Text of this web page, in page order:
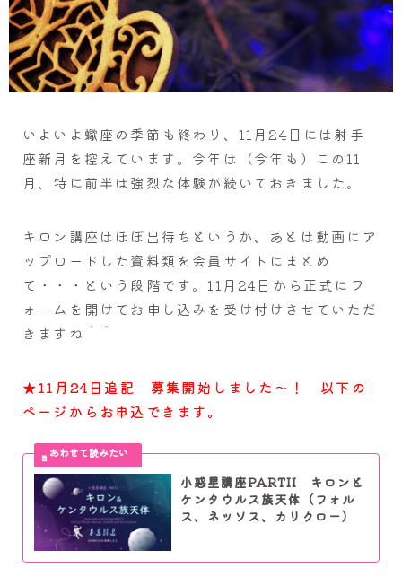
いよいよ蠍座の季節も終わり、11月24日には射手
座新月を控えています。今年は（今年も）この11
月、特に前半は強烈な体験が続いておきました。
キロン講座はほぼ出待ちというか、あとは動画にア
ップロードした資料類を会員サイトにまとめ
て・・・という段階です。11月24日から正式にフ
ォームを開けてお申し込みを受け付けさせていただ
きますね＾＾
★11月24日追記 募集開始しました～！ 以下の
ページからお申込できます。
小惑星講座PARTII キロンと
ケンタウルス族天体（フォル
ス、ネッソス、カリクロー）